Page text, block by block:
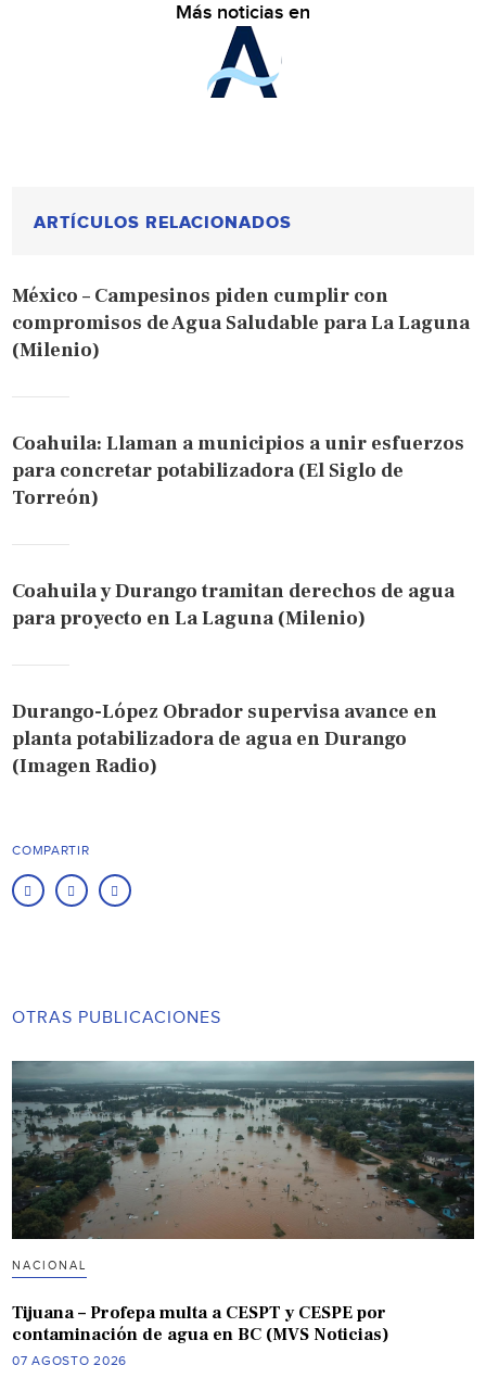
Más noticias en
ARTÍCULOS RELACIONADOS
México – Campesinos piden cumplir con
compromisos de Agua Saludable para La Laguna
(Milenio)
Coahuila: Llaman a municipios a unir esfuerzos
para concretar potabilizadora (El Siglo de
Torreón)
Coahuila y Durango tramitan derechos de agua
para proyecto en La Laguna (Milenio)
Durango-López Obrador supervisa avance en
planta potabilizadora de agua en Durango
(Imagen Radio)
COMPARTIR
OTRAS PUBLICACIONES
NACIONAL
Tijuana – Profepa multa a CESPT y CESPE por
contaminación de agua en BC (MVS Noticias)
07 AGOSTO 2026